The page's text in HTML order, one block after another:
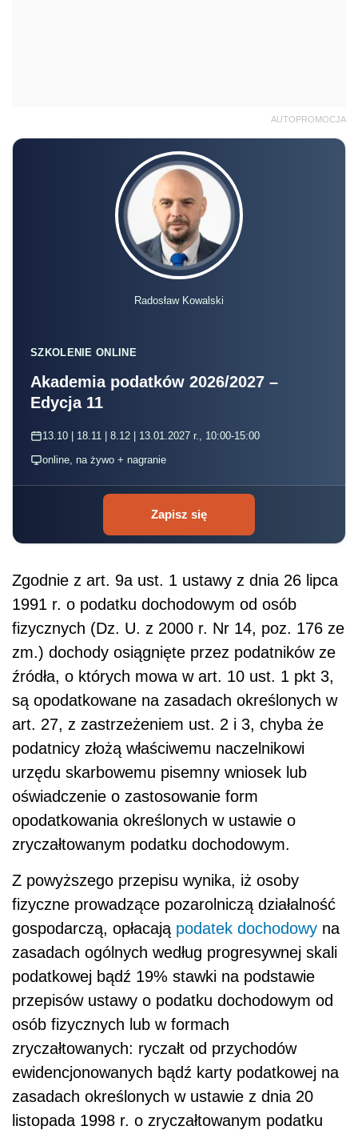
AUTOPROMOCJA
Radosław Kowalski
SZKOLENIE ONLINE
Akademia podatków 2026/2027 –
Edycja 11
13.10 | 18.11 | 8.12 | 13.01.2027 r., 10:00-15:00
online, na żywo + nagranie
Zapisz się
Zgodnie z art. 9a ust. 1 ustawy z dnia 26 lipca
1991 r. o podatku dochodowym od osób
fizycznych (Dz. U. z 2000 r. Nr 14, poz. 176 ze
zm.) dochody osiągnięte przez podatników ze
źródła, o których mowa w art. 10 ust. 1 pkt 3,
są opodatkowane na zasadach określonych w
art. 27, z zastrzeżeniem ust. 2 i 3, chyba że
podatnicy złożą właściwemu naczelnikowi
urzędu skarbowemu pisemny wniosek lub
oświadczenie o zastosowanie form
opodatkowania określonych w ustawie o
zryczałtowanym podatku dochodowym.
Z powyższego przepisu wynika, iż osoby
fizyczne prowadzące pozarolniczą działalność
gospodarczą, opłacają podatek dochodowy na
zasadach ogólnych według progresywnej skali
podatkowej bądź 19% stawki na podstawie
przepisów ustawy o podatku dochodowym od
osób fizycznych lub w formach
zryczałtowanych: ryczałt od przychodów
ewidencjonowanych bądź karty podatkowej na
zasadach określonych w ustawie z dnia 20
listopada 1998 r. o zryczałtowanym podatku